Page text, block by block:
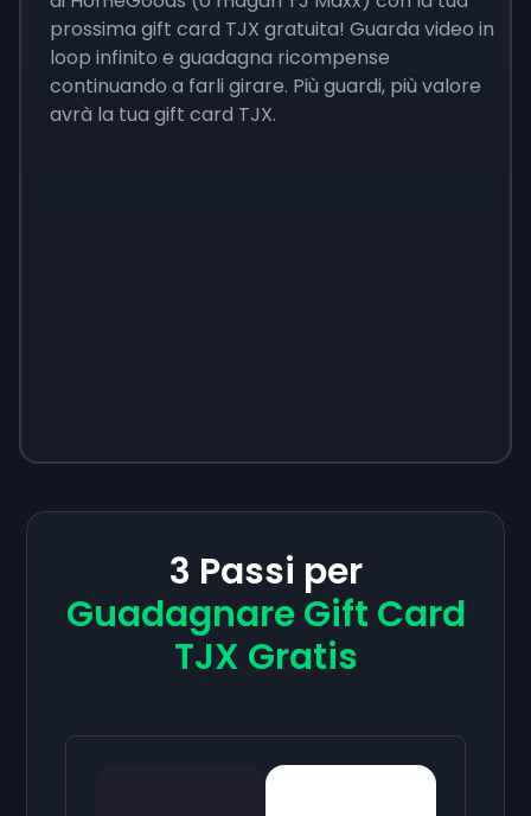
prossima gift card TJX gratuita! Guarda video in
loop infinito e guadagna ricompense
continuando a farli girare. Più guardi, più valore
avrà la tua gift card TJX.
3 Passi per
Guadagnare Gift Card
TJX Gratis